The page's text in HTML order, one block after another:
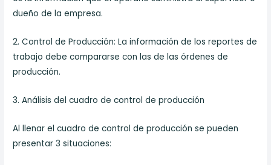
dueño de la empresa.
2. Control de Producción: La información de los reportes de
trabajo debe compararse con las de las órdenes de
producción.
3. Análisis del cuadro de control de producción
Al llenar el cuadro de control de producción se pueden
presentar 3 situaciones: